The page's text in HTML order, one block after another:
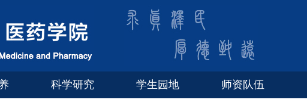
科学研究 学生园地 师资队伍